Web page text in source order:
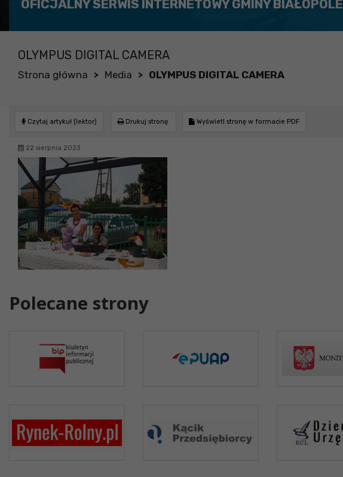
OFICJALNY SERWIS INTERNETOWY GMINY BIAŁOPOLE
OLYMPUS DIGITAL CAMERA
Strona główna > Media > OLYMPUS DIGITAL CAMERA
Czytaj artykuł (lektor) Drukuj stronę Wyświetl stronę w formacie PDF
22 sierpnia 2023
Polecane strony